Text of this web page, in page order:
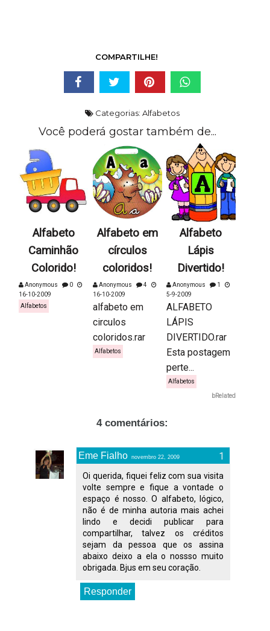
COMPARTILHE!
Categorias: Alfabetos
Você poderá gostar também de...
Alfabeto
Caminhão
Colorido!
Anonymous
0
16-10-2009
Alfabetos
Alfabeto em
círculos
coloridos!
Anonymous
4
16-10-2009
alfabeto em
circulos
coloridos.rar
Alfabetos
Alfabeto
Lápis
Divertido!
Anonymous
1
5-9-2009
ALFABETO
LÁPIS
DIVERTIDO.rar
Esta postagem
perte...
Alfabetos
bRelated
4 comentários:
Eme Fialho novembro 22, 2009
Oi querida, fiquei feliz com sua visita
volte sempre e fique a vontade o
espaço é nosso. O alfabeto, lógico,
não é de minha autoria mais achei
lindo e decidi publicar para
compartilhar, talvez os créditos
sejam da pessoa que os assina
abaixo deixo a ela o nossso muito
obrigada. Bjus em seu coração.
Responder